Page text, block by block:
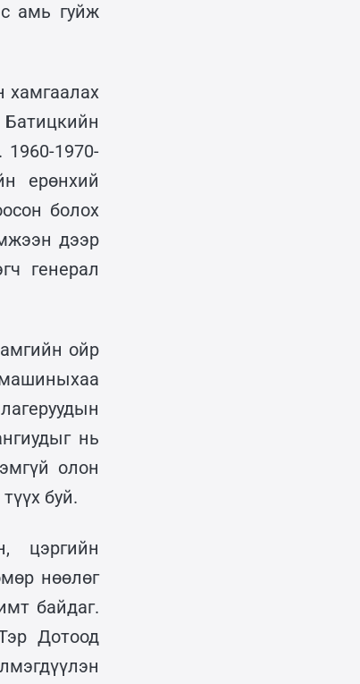
амь гуйж
хамгаалах
1970-
ерөнхий
болох
дээр
генерал
ойр
нь
олон
буй.
цэргийн
нөөлөг
байдаг.
Дотоод